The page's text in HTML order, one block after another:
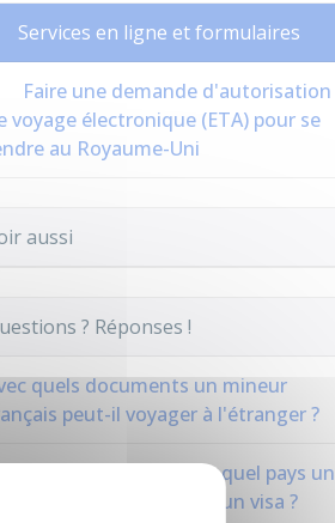
Services en ligne et formulaires
Faire une demande d'autorisation
voyage électronique (ETA) pour se
au Royaume-Uni
aussi
? Réponses !
quels documents un mineur
peut-il voyager à l'étranger ?
à l'étranger : pour quel pays un
doit-il demander un visa ?